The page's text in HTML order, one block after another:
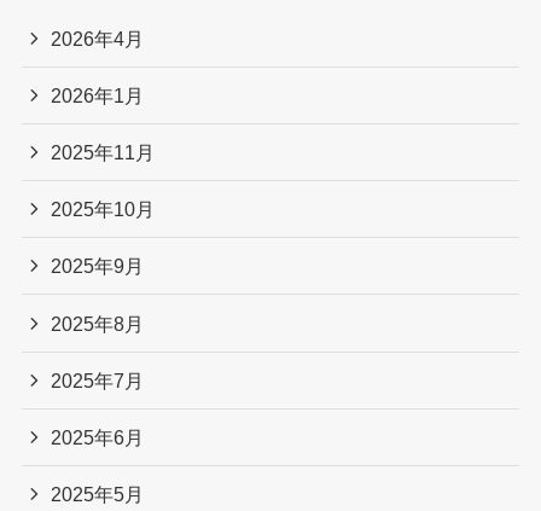
2026年4月
2026年1月
2025年11月
2025年10月
2025年9月
2025年8月
2025年7月
2025年6月
2025年5月